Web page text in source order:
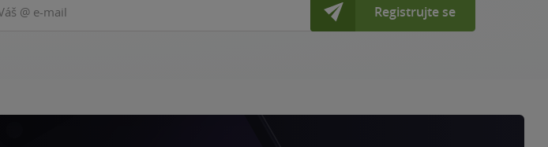
Registrujte se